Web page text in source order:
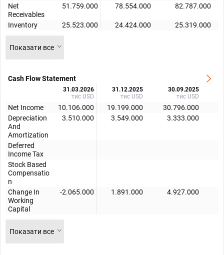
Net
Receivables
51.759.000 78.554.000 82.787.000
Inventory 25.523.000 24.424.000 25.319.000
Показати все
Cash Flow Statement
31.03.2026
тис USD
31.12.2025
тис USD
30.09.2025
тис USD
Net Income 10.106.000 19.199.000 30.796.000
Depreciation
And
Amortization
3.510.000 3.549.000 3.333.000
Deferred
Income Tax
Stock Based
Compensatio
n
Change In
Working
Capital
-2.065.000 1.891.000 4.927.000
Показати все